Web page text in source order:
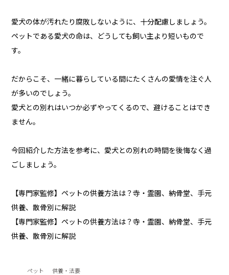
愛犬の体が汚れたり腐敗しないように、十分配慮しましょう。
ペットである愛犬の命は、どうしても飼い主より短いもので
す。
だからこそ、一緒に暮らしている間にたくさんの愛情を注ぐ人
が多いのでしょう。
愛犬との別れはいつか必ずやってくるので、避けることはでき
ません。
今回紹介した方法を参考に、愛犬との別れの時間を後悔なく過
ごしましょう。
【専門家監修】ペットの供養方法は？寺・霊園、納骨堂、手元
供養、散骨別に解説
【専門家監修】ペットの供養方法は？寺・霊園、納骨堂、手元
供養、散骨別に解説
ペット 供養・法要